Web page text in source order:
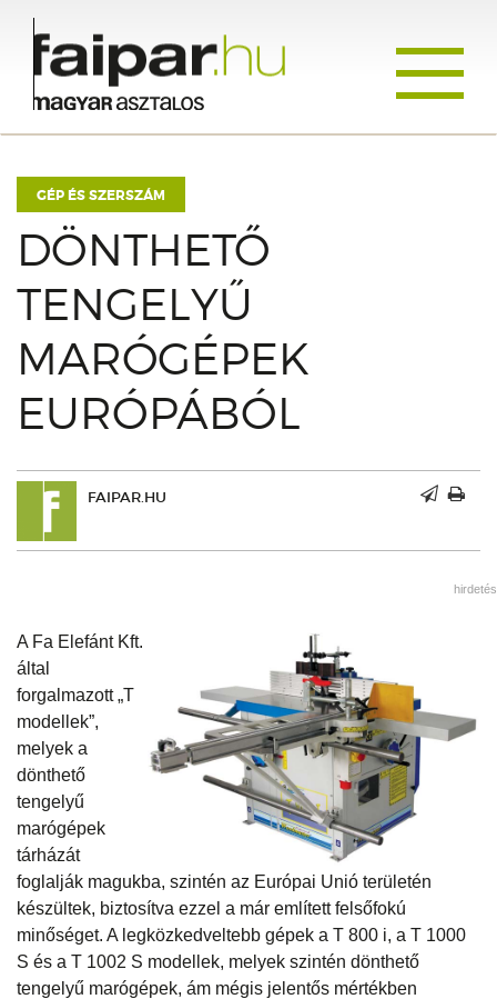
GÉP ÉS SZERSZÁM
DÖNTHETŐ
TENGELYŰ
MARÓGÉPEK
EURÓPÁBÓL
FAIPAR.HU
hirdetés
A Fa Elefánt Kft.
által
forgalmazott „T
modellek”,
melyek a
dönthető
tengelyű
marógépek
tárházát
foglalják magukba, szintén az Európai Unió területén
készültek, biztosítva ezzel a már említett felsőfokú
minőséget. A legközkedveltebb gépek a T 800 i, a T 1000
S és a T 1002 S modellek, melyek szintén dönthető
tengelyű marógépek, ám mégis jelentős mértékben